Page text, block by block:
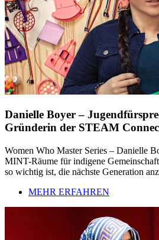
Danielle Boyer –
Gründerin der STEAM
Women Who Master Series – Danielle
MINT-Räume für indigene
so wichtig ist, die nächste Generation
MEHR ERFAHREN